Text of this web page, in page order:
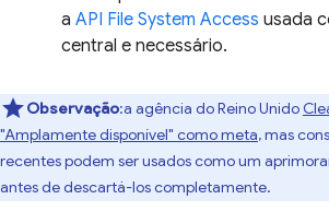
a API File System Access usada
central e necessário.
Observação:a agência do Reino Unido
"Amplamente disponível" como meta, mas
recentes podem ser usados como um
antes de descartá-los completamente.